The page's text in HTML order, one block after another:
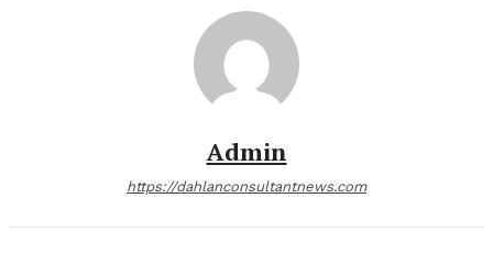
Admin
https://dahlanconsultantnews.com